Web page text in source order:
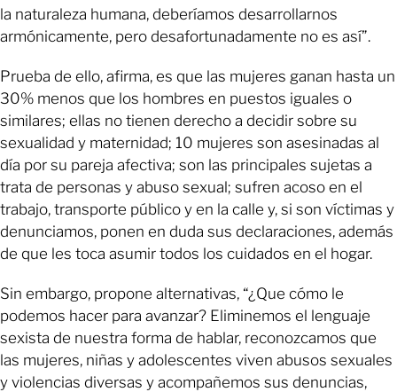
la naturaleza humana, deberíamos desarrollarnos
armónicamente, pero desafortunadamente no es así”.
Prueba de ello, afirma, es que las mujeres ganan hasta un
30% menos que los hombres en puestos iguales o
similares; ellas no tienen derecho a decidir sobre su
sexualidad y maternidad; 10 mujeres son asesinadas al
día por su pareja afectiva; son las principales sujetas a
trata de personas y abuso sexual; sufren acoso en el
trabajo, transporte público y en la calle y, si son víctimas y
denunciamos, ponen en duda sus declaraciones, además
de que les toca asumir todos los cuidados en el hogar.
Sin embargo, propone alternativas, “¿Que cómo le
podemos hacer para avanzar? Eliminemos el lenguaje
sexista de nuestra forma de hablar, reconozcamos que
las mujeres, niñas y adolescentes viven abusos sexuales
y violencias diversas y acompañemos sus denuncias,